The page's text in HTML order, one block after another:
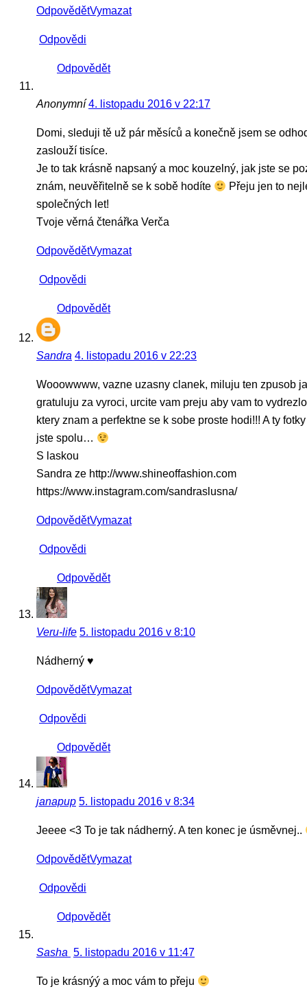
OdpovědětVymazat
Odpovědi
Odpovědět
Anonymní 4. listopadu 2016 v 22:17
Domi, sleduji tě už pár měsíců a konečně jsem se
zaslouží tisíce.
Je to tak krásně napsaný a moc kouzelný, jak jste se
znám, neuvěřitelně se k sobě hodíte
Přeju jen to
společných let!
Tvoje věrná čtenářka Verča
OdpovědětVymazat
Odpovědi
Odpovědět
Sandra 4. listopadu 2016 v 22:23
Wooowwww, vazne uzasny clanek, miluju ten zpusob
gratuluju za vyroci, urcite vam preju aby vam to
ktery znam a perfektne se k sobe proste hodi!!! A ty
jste spolu…
S laskou
Sandra ze http://www.shineoffashion.com
https://www.instagram.com/sandraslusna/
OdpovědětVymazat
Odpovědi
Odpovědět
Veru-life 5. listopadu 2016 v 8:10
Nádherný ♥
OdpovědětVymazat
Odpovědi
Odpovědět
janapup 5. listopadu 2016 v 8:34
Jeeee <3 To je tak nádherný. A ten konec je úsměvnej..
OdpovědětVymazat
Odpovědi
Odpovědět
Sasha 5. listopadu 2016 v 11:47
To je krásnýý a moc vám to přeju